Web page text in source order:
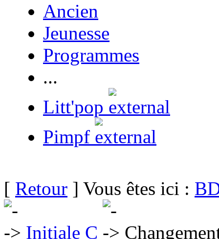
Ancien
Jeunesse
Programmes
...
Litt'pop
Pimpf
[ Retour ] Vous êtes ici :
Initiale C